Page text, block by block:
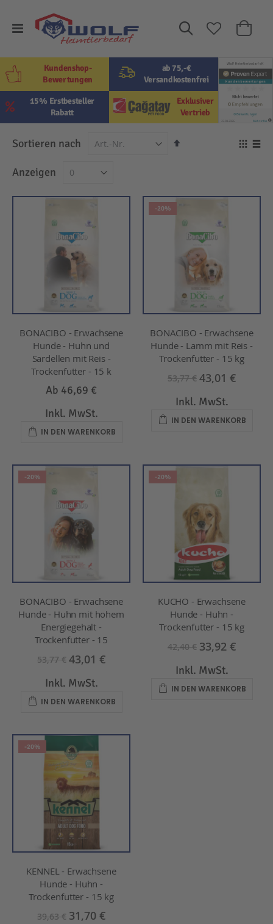
Suche
Mein
ab 75,-€
Versandkostenfrei
Exklusiver
Vertrieb
15% Erstbesteller
Rabatt
Kundenshop-
Bewertungen
Sortieren nach
In
Anzeigen
BONACIBO - Erwachsene
Hunde - Huhn und
Sardellen mit Reis -
Trockenfutter - 15 k
Ab 46,69 €
Inkl. MwSt.
IN DEN WARENKORB
-20%
BONACIBO - Erwachsene
Hunde - Lamm mit Reis -
Trockenfutter - 15 kg
53,77 € 43,01 €
Inkl. MwSt.
IN DEN WARENKORB
-20%
BONACIBO - Erwachsene
Hunde - Huhn mit hohem
Energiegehalt -
Trockenfutter - 15
53,77 € 43,01 €
Inkl. MwSt.
IN DEN WARENKORB
-20%
KUCHO - Erwachsene
Hunde - Huhn -
Trockenfutter - 15 kg
42,40 € 33,92 €
Inkl. MwSt.
IN DEN WARENKORB
-20%
KENNEL - Erwachsene
Hunde - Huhn -
Trockenfutter - 15 kg
39,63 € 31,70 €